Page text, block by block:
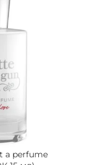
a perfume